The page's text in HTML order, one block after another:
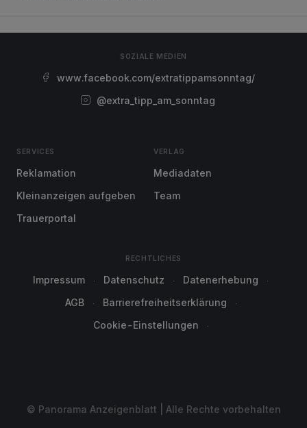
SOZIALE MEDIEN
www.facebook.com/extratippamsonntag/
@extra_tipp_am_sonntag
SERVICES
Reklamation
Kleinanzeigen aufgeben
Trauerportal
VERLAG
Mediadaten
Team
RECHTLICHES
Impressum Datenschutz
Datenerhebung
AGB
Barrierefreiheitserklärung
Cookie-Einstellungen
© Panorama Anzeigenblatt | Alle Rechte vorbehalten